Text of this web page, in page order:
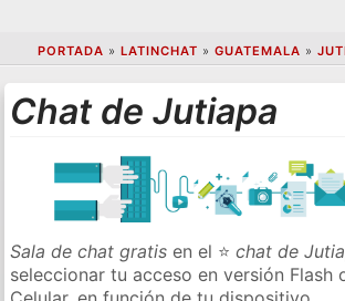
PORTADA » LATINCHAT » GUATEMALA »
Chat de Jutiapa
Sala de chat gratis en el ⭐chat de
seleccionar tu acceso en versión Flash